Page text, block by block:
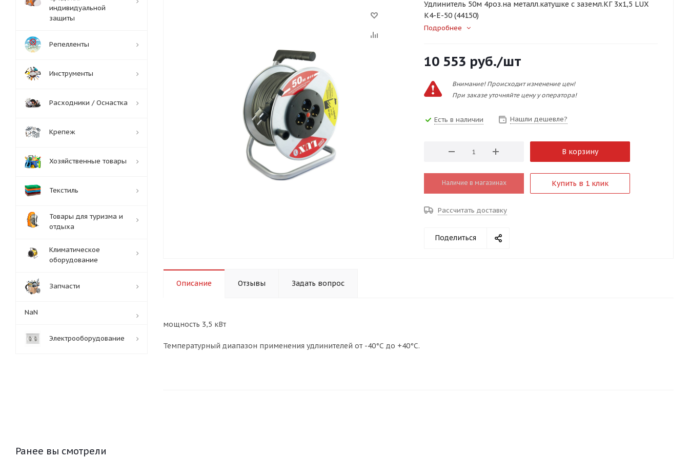
Удлинитель 50м 4роз.на металл.катушке с заземл.КГ 3х1,5 LUX
К4-Е-50 (44150)
Подробнее
10 553 руб./шт
Внимание! Происходит изменение цен!
При заказе уточняйте цену у оператора!
Есть в наличии Нашли дешевле?
В корзину
Наличие в магазинах Купить в 1 клик
Рассчитать доставку
Поделиться
Описание Отзывы Задать вопрос
мощность 3,5 кВт
Температурный диапазон применения удлинителей от -40°С до +40°С.
индивидуальной
защиты
Репелленты
Инструменты
Расходники / Оснастка
Крепеж
Хозяйственные товары
Текстиль
Товары для туризма и
отдыха
Климатическое
оборудование
Запчасти
NaN
Электрооборудование
Ранее вы смотрели